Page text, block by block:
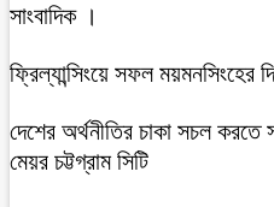
সাংবাদিক ।
ফ্রিল্যান্সিংয়ে সফল ময়মনসিংহের
দেশের অর্থনীতির চাকা সচল করতে
মেয়র চট্টগ্রাম সিটি